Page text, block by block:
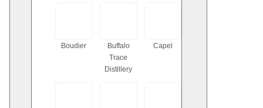
Boudier
Buffalo
Trace
Distillery
Capel